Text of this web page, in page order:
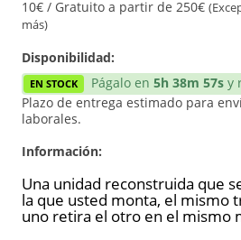
10€ / Gratuito a partir de 250€
más)
Disponibilidad:
EN STOCK Págalo en 5h 38m 57s y
Plazo de entrega estimado para
laborales.
Información:
Una unidad reconstruida que
la que usted monta, el mismo
uno retira el otro en el mismo